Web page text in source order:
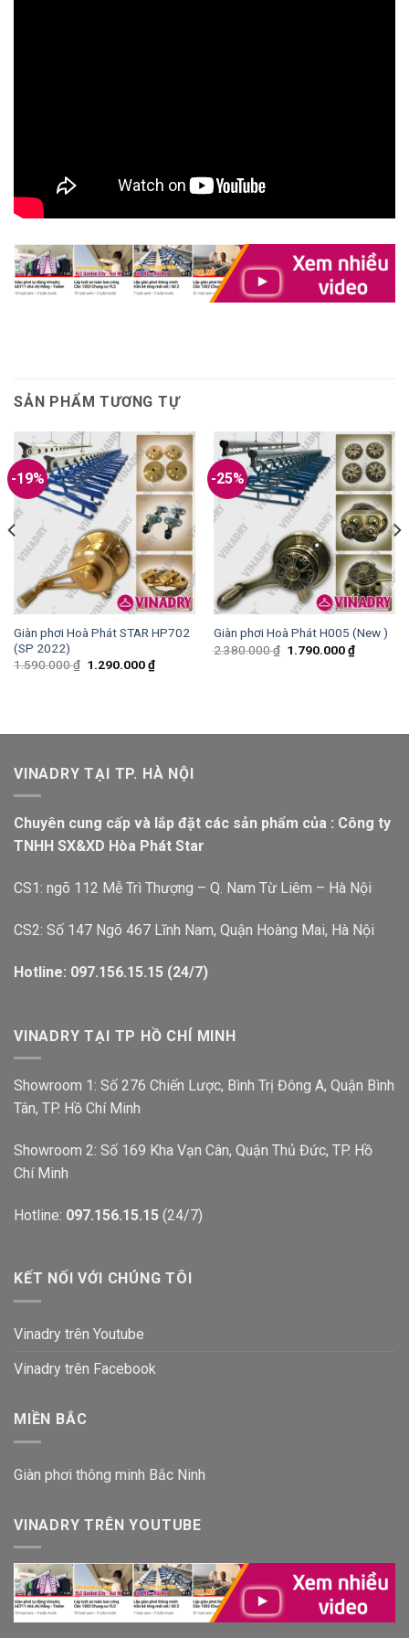
SẢN PHẨM TƯƠNG TỰ
-19%
Giàn phơi Hoà Phát STAR HP702
(SP 2022)
1.590.000₫ 1.290.000₫
-25%
Giàn phơi Hoà Phát H005 (New )
2.380.000₫ 1.790.000₫
VINADRY TẠI TP. HÀ NỘI
Chuyên cung cấp và lắp đặt các sản phẩm của : Công ty
TNHH SX&XD Hòa Phát Star
CS1: ngõ 112 Mễ Trì Thượng – Q. Nam Từ Liêm – Hà Nội
CS2: Số 147 Ngõ 467 Lĩnh Nam, Quận Hoàng Mai, Hà Nội
Hotline: 097.156.15.15 (24/7)
VINADRY TẠI TP HỒ CHÍ MINH
Showroom 1: Số 276 Chiến Lược, Bình Trị Đông A, Quận Bình
Tân, TP. Hồ Chí Minh
Showroom 2: Số 169 Kha Vạn Cân, Quận Thủ Đức, TP. Hồ
Chí Minh
Hotline: 097.156.15.15 (24/7)
KẾT NỐI VỚI CHÚNG TÔI
Vinadry trên Youtube
Vinadry trên Facebook
MIỀN BẮC
Giàn phơi thông minh Bắc Ninh
VINADRY TRÊN YOUTUBE